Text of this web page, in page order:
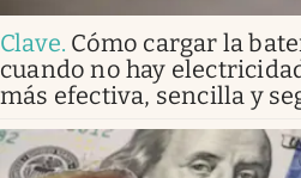
Clave. Cómo cargar la
cuando no hay
más efectiva, sencilla y